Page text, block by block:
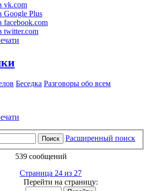
vk.com
Google Plus
facebook.com
twitter.com
Беседка Разговоры обо всем
Поиск Расширенный поиск
539 сообщений
Страница 24 из 27
Перейти на страницу: